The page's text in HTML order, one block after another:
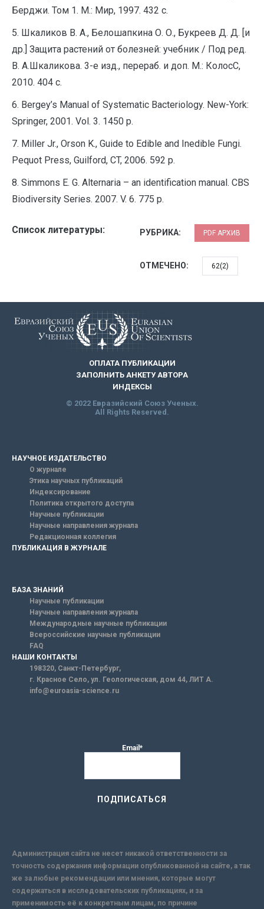
Берджи. Том 1. М.: Мир, 1997. 432 с.
5. Шкаликов В. А., Белошапкина О. О., Букреев Д. Д. [и
др.] Защита растений от болезней: учебник / Под ред.
В. А.Шкаликова. 3-е изд., перераб. и доп. М.: КолосС,
2010. 404 с.
6. Bergey’s Manual of Systematic Bacteriology. New-York:
Springer, 2001. Vol. 3. 1450 p.
7. Miller Jr., Orson K., Guide to Edible and Inedible Fungi.
Pequot Press, Guilford, CT, 2006. 592 p.
8. Simmons E. G. Alternaria – an identification manual. CBS
Biodiversity Series. 2007. V. 6. 775 p.
Список литературы: РУБРИКА: PDF АРХИВ
ОТМЕЧЕНО: 62(2)
ОПЛАТА ПУБЛИКАЦИИ
ЗАПОЛНИТЬ АНКЕТУ АВТОРА
ИНДЕКСЫ
© 2022 Евразийский Союз Ученых.
All Rights Reserved.
НАУЧНОЕ ИЗДАТЕЛЬСТВО
О журнале
Этика научных публикаций
Индексирование
Политика открытого доступа
Научные публикации
Научные направления журнала
Редакционная коллегия
ПУБЛИКАЦИЯ В ЖУРНАЛЕ
БАЗА ЗНАНИЙ
Научные публикации
Научные направления журнала
Международные научные публикации
Всероссийские научные публикации
FAQ
НАШИ КОНТАКТЫ
198320, Санкт-Петербург,
г. Красное Село, ул. Геологическая, дом 44, ЛИТ А.
info@euroasia-science.ru
Email*
Администрация сайта не несет никакой ответственности за
точность содержания информации опубликованной на сайте, а так
же за любые рекомендации или мнения, которые могут
содержаться в исследовательских публикациях, и за
применимость её к конкретным лицам, по причине